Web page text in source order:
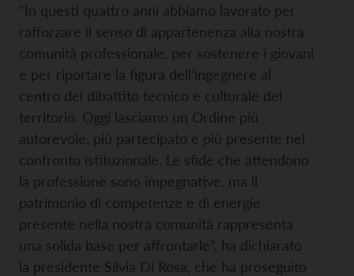
“In questi quattro anni abbiamo lavorato per
rafforzare il senso di appartenenza alla nostra
comunità professionale, per sostenere i giovani
e per riportare la figura dell’ingegnere al
centro del dibattito tecnico e culturale del
territorio. Oggi lasciamo un Ordine più
autorevole, più partecipato e più presente nel
confronto istituzionale. Le sfide che attendono
la professione sono impegnative, ma il
patrimonio di competenze e di energie
presente nella nostra comunità rappresenta
una solida base per affrontarle”, ha dichiarato
la presidente Silvia Di Rosa, che ha proseguito